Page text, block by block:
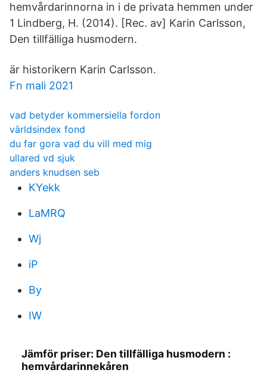
hemvårdarinnorna in i de privata hemmen under
1 Lindberg, H. (2014). [Rec. av] Karin Carlsson,
Den tillfälliga husmodern.
är historikern Karin Carlsson.
Fn mali 2021
vad betyder kommersiella fordon
världsindex fond
du far gora vad du vill med mig
ullared vd sjuk
anders knudsen seb
KYekk
LaMRQ
Wj
iP
By
IW
Jämför priser: Den tillfälliga husmodern :
hemvårdarinnekåren